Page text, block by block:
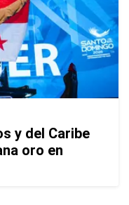
y del Caribe
oro en